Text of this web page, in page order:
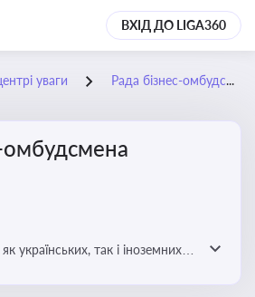
ВХІД ДО LIGA360
уваги Рада бізнес-омбудсмена
омбудсмена
українських, так і іноземних